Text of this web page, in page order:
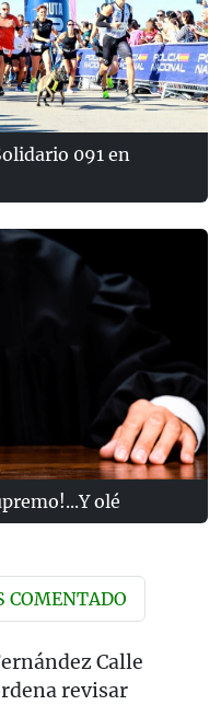
091 en
olé
COMENTADO
Calle
revisar